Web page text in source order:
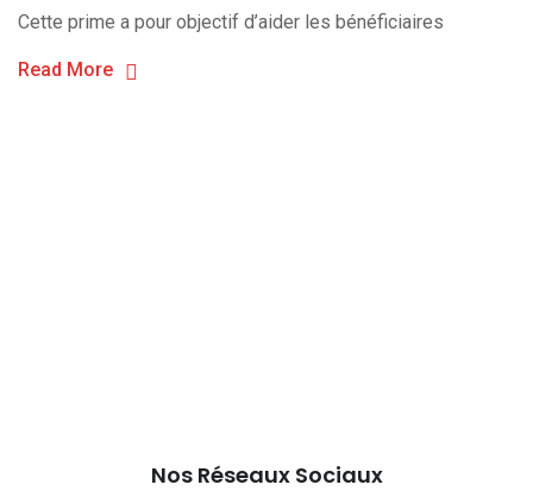
Cette prime a pour objectif d’aider les bénéficiaires
Read More
Nos Réseaux Sociaux